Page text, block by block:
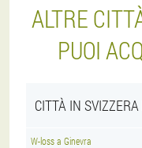
ALTRE
PUOI
CITTÀ IN
W-loss a Ginevra